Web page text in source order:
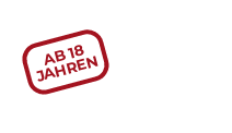
AB 18
JAHREN